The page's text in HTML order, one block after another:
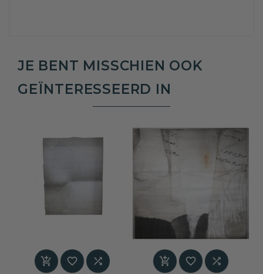
JE BENT MISSCHIEN OOK
GEÏNTERESSEERD IN
     